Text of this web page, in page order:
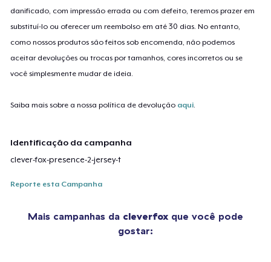
danificado, com impressão errada ou com defeito, teremos prazer em
substituí-lo ou oferecer um reembolso em até 30 dias. No entanto,
como nossos produtos são feitos sob encomenda, não podemos
aceitar devoluções ou trocas por tamanhos, cores incorretos ou se
você simplesmente mudar de ideia.
Saiba mais sobre a nossa política de devolução aqui
Identificação da campanha
clever-fox-presence-2-jersey-t
Reporte esta Campanha
Mais campanhas da cleverfox que você pode
gostar: